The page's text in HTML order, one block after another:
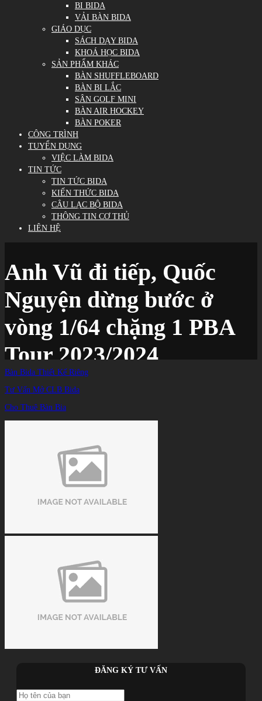
BI BIDA
VẢI BÀN BIDA
GIÁO DỤC
SÁCH DẠY BIDA
KHOÁ HỌC BIDA
SẢN PHẨM KHÁC
BÀN SHUFFLEBOARD
BÀN BI LẮC
SÂN GOLF MINI
BÀN AIR HOCKEY
BÀN POKER
CÔNG TRÌNH
TUYỂN DỤNG
VIỆC LÀM BIDA
TIN TỨC
TIN TỨC BIDA
KIẾN THỨC BIDA
CÂU LẠC BỘ BIDA
THÔNG TIN CƠ THỦ
LIÊN HỆ
Anh Vũ đi tiếp, Quốc
Nguyện dừng bước ở
vòng 1/64 chặng 1 PBA
Tour 2023/2024
TIN TỨC /
Bàn Bida Thiết Kế Riêng
Tư Vấn Mở CLB Bida
Cho Thuê Bàn Bia
ĐĂNG KÝ TƯ VẤN